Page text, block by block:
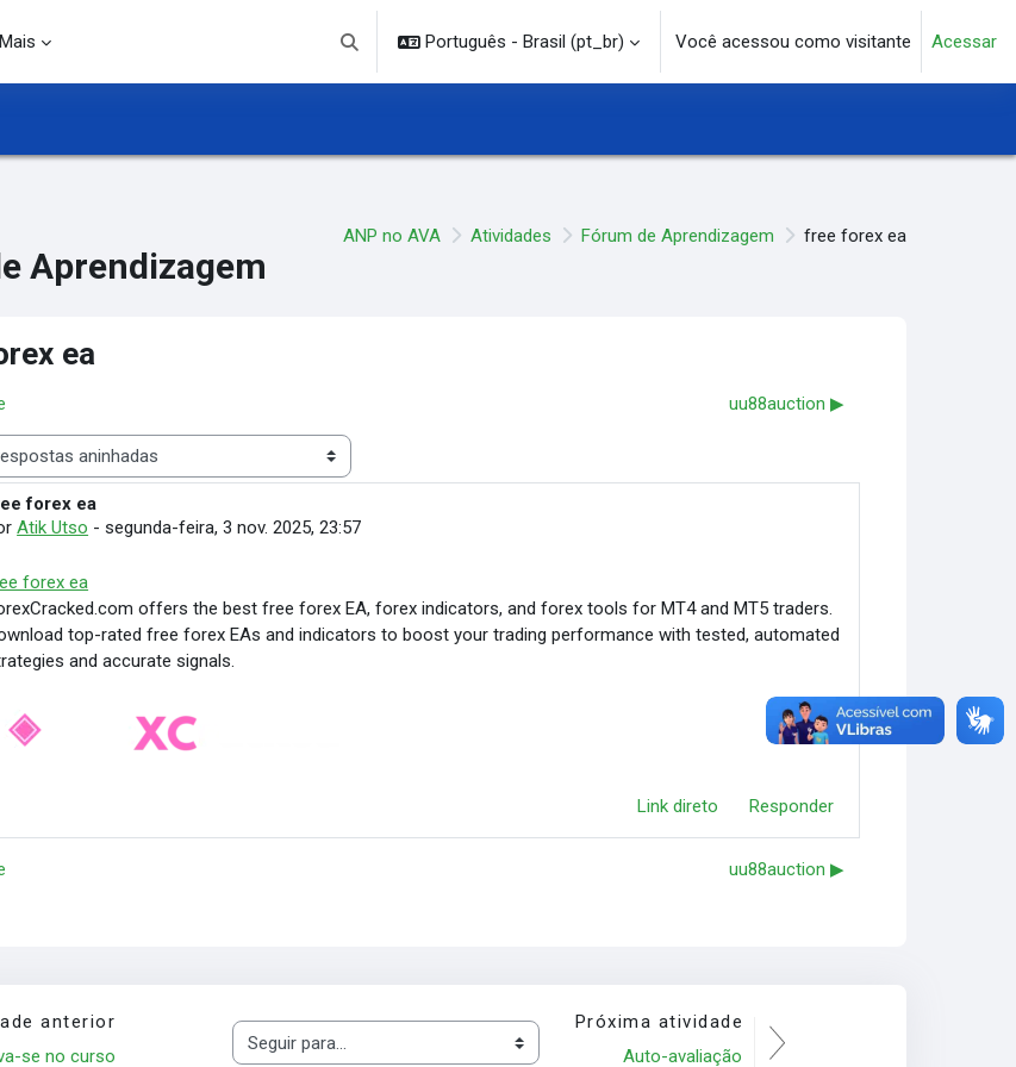
Mais
Alternar entrada de pesquisa
Português - Brasil ‎(pt_br)‎ Você acessou como visitante Acessar
Aprendizagem
ANP no AVA Atividades Fórum de Aprendizagem free forex ea
ea
uu88auction ▶︎
forex ea
Atik Utso -segunda-feira, 3 nov. 2025, 23:57
de respostas: 0
forex ea
offers the best free forex EA, forex indicators, and forex tools for MT4 and MT5 traders.
top-rated free forex EAs and indicators to boost your trading performance with tested, automated
and accurate signals.
Link direto Responder
uu88auction ▶︎
anterior
se no curso
Seguir para...
Próxima atividade
Auto-avaliação